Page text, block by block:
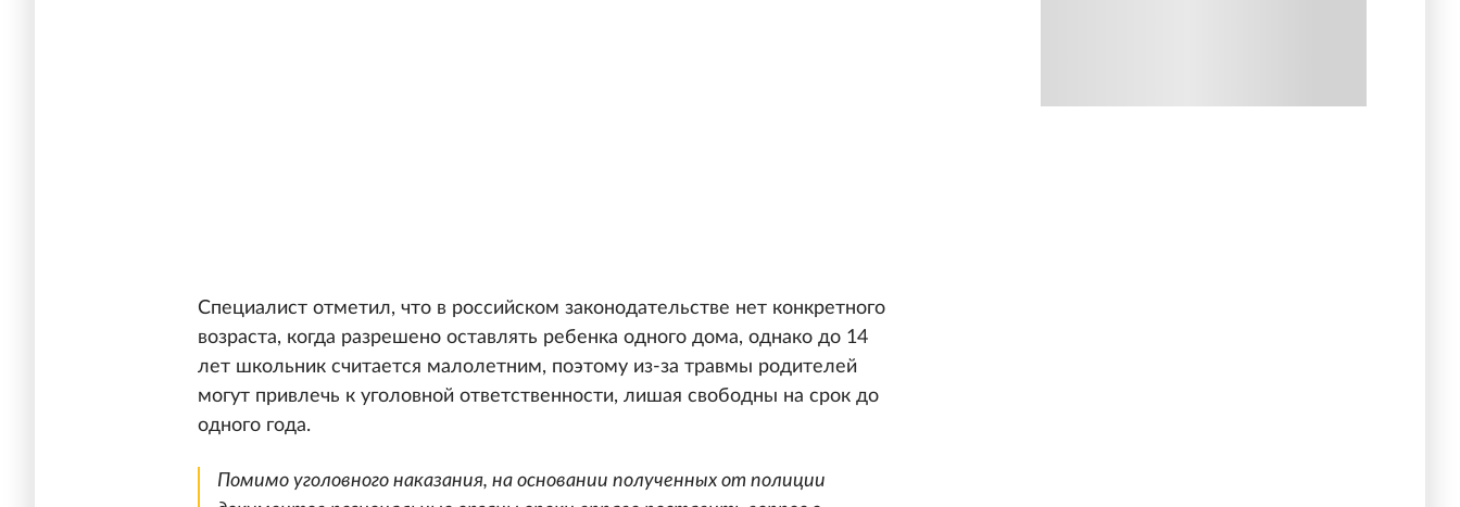
Специалист отметил, что в российском законодательстве нет конкретного
возраста, когда разрешено оставлять ребенка одного дома, однако до 14
лет школьник считается малолетним, поэтому из-за травмы родителей
могут привлечь к уголовной ответственности, лишая свободны на срок до
одного года.
Помимо уголовного наказания, на основании полученных от полиции